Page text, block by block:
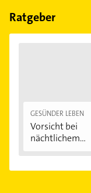
Goldfüllung.
Ratgeber
GESÜNDER LEBEN
Vorsicht bei
nächtlichem